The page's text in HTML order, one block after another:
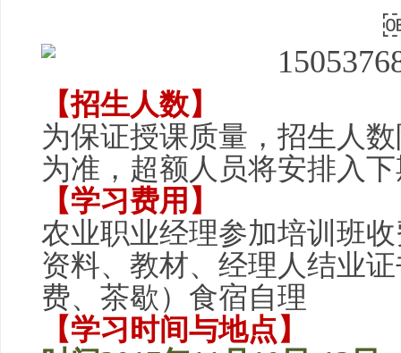
【招生人数】
为保证授课质量，招生人
为准，超额人员将安排入
【学习费用】
农业职业经理参加培训班
资料、教材、经理人结业
费、茶歇）食宿自理
【学习时间与地点】